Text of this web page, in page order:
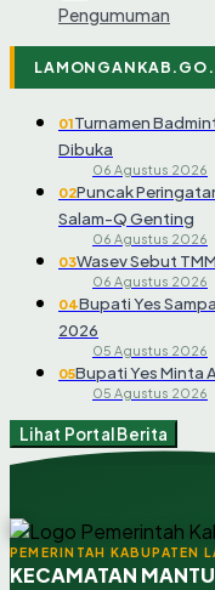
Pengumuman
01Turnamen
Dibuka
06 Agustus 2026
02Puncak
Salam-Q Genting
06 Agustus 2026
03Wasev Sebut
06 Agustus 2026
04Bupati Yes
2026
05 Agustus 2026
05Bupati Yes Minta
05 Agustus 2026
Lihat Portal Berita
PEMERINTAH KABUPATEN
KECAMATAN